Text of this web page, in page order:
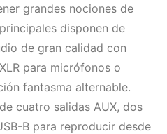
grandes nociones de
disponen de
de gran calidad con
para micrófonos o
fantasma alternable.
cuatro salidas AUX, dos
B para reproducir desde